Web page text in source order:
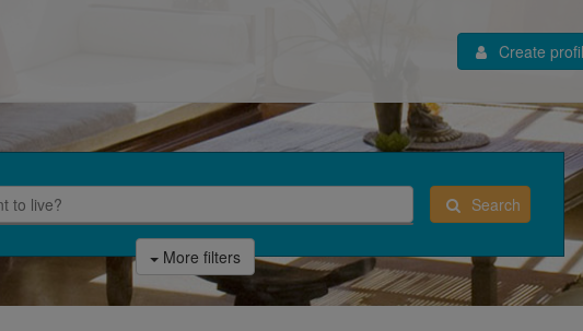
Create
Search
More filters